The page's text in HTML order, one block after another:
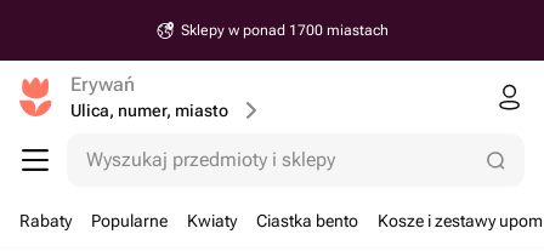
Sklepy w ponad 1700 miastach
Erywań
Ulica, numer, miasto
Wyszukaj przedmioty i sklepy
Rabaty Popularne Kwiaty Ciastka bento Kosze i zestawy